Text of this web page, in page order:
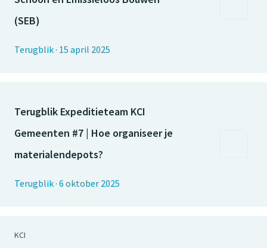
(SEB)
Terugblik· 15 april 2025
Terugblik Expeditieteam KCI
Gemeenten #7 | Hoe organiseer je
materialendepots?
Terugblik· 6 oktober 2025
KCI